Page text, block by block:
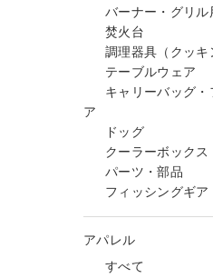
バーナー・グリル
焚火台
調理器具（クッキ
テーブルウェア
キャリーバッグ
ア
ドッグ
クーラーボックス
パーツ・部品
フィッシングギア
アパレル
すべて